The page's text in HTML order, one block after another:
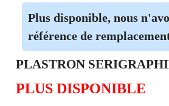
Plus disponible, nous
référence de
PLASTRON
PLUS DISPONIBLE